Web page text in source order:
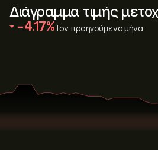
Διάγραμμα τιμής
‎-4.17‎ Τον προηγούμενο μήνα